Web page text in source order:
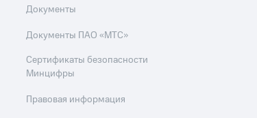
Документы
Документы ПАО «МТС»
Сертификаты безопасности
Минцифры
Правовая информация